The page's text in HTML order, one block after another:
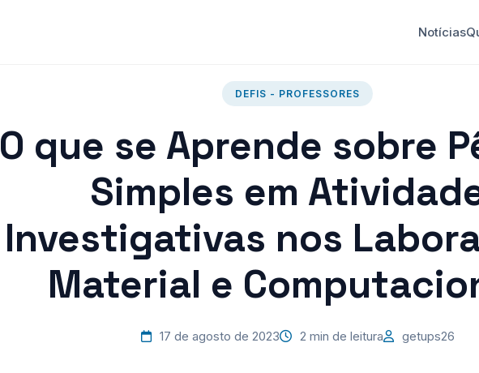
Notícias
DEFIS - PROFESSORES
O que se Aprende sobre
Simples em
Investigativas nos
Material e
17 de agosto de 2023 2 min de leitura getups26